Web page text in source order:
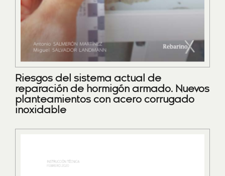
Riesgos del sistema actual de
reparación de hormigón armado. Nuevos
planteamientos con acero corrugado
inoxidable